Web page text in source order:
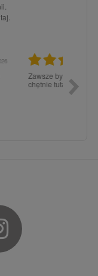
15.12.2025
dlatego